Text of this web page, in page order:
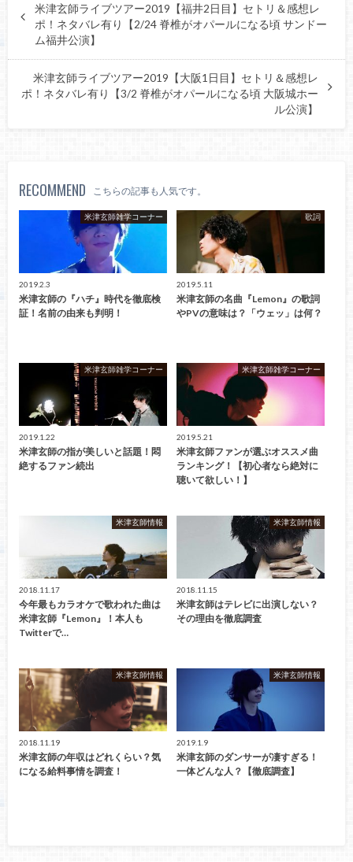
米津玄師ライブツアー2019【福井2日目】セトリ＆感想レ
ポ！ネタバレ有り【2/24 脊椎がオパールになる頃 サンドー
ム福井公演】
米津玄師ライブツアー2019【大阪1日目】セトリ＆感想レ
ポ！ネタバレ有り【3/2 脊椎がオパールになる頃 大阪城ホー
ル公演】
RECOMMEND こちらの記事も人気です。
米津玄師雑学コーナー
2019.2.3
米津玄師の『ハチ』時代を徹底検
証！名前の由来も判明！
歌詞
2019.5.11
米津玄師の名曲『Lemon』の歌詞
やPVの意味は？「ウェッ」は何？
米津玄師雑学コーナー
2019.1.22
米津玄師の指が美しいと話題！悶
絶するファン続出
米津玄師雑学コーナー
2019.5.21
米津玄師ファンが選ぶオススメ曲
ランキング！【初心者なら絶対に
聴いて欲しい！】
米津玄師情報
2018.11.17
今年最もカラオケで歌われた曲は
米津玄師『Lemon』！本人も
Twitterで…
米津玄師情報
2018.11.15
米津玄師はテレビに出演しない？
その理由を徹底調査
米津玄師情報
2018.11.19
米津玄師の年収はどれくらい？気
になる給料事情を調査！
米津玄師情報
2019.1.9
米津玄師のダンサーが凄すぎる！
一体どんな人？【徹底調査】